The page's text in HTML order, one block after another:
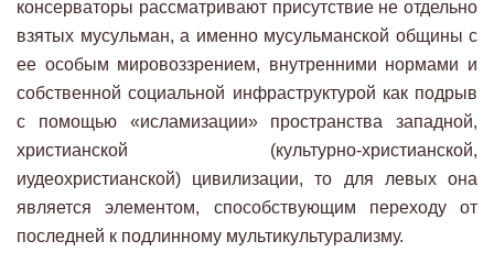
консерваторы рассматривают присутствие не отдельно
взятых мусульман, а именно мусульманской общины с
ее особым мировоззрением, внутренними нормами и
собственной социальной инфраструктурой как подрыв
с помощью «исламизации» пространства западной,
христианской (культурно-христианской,
иудеохристианской) цивилизации, то для левых она
является элементом, способствующим переходу от
последней к подлинному мультикультурализму.